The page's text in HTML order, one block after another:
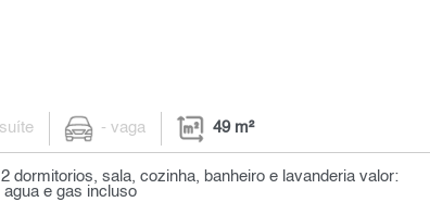
- vaga 49 m²
dormitorios, sala, cozinha, banheiro e lavanderia valor:
e gas incluso